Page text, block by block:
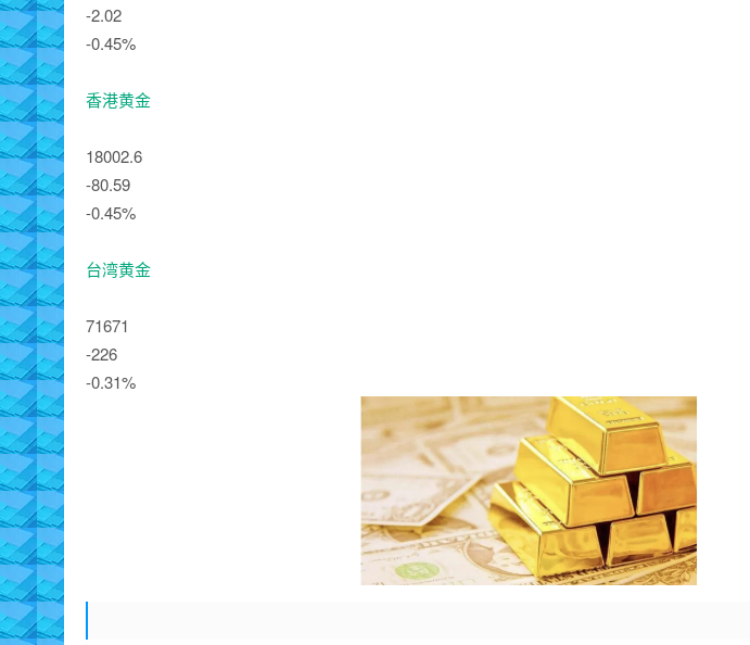
-2.02
-0.45%
香港黄金
18002.6
-80.59
-0.45%
台湾黄金
71671
-226
-0.31%